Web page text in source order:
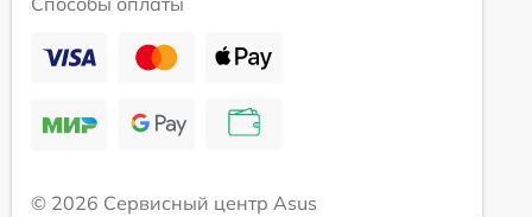
© 2026 Сервисный центр Asus